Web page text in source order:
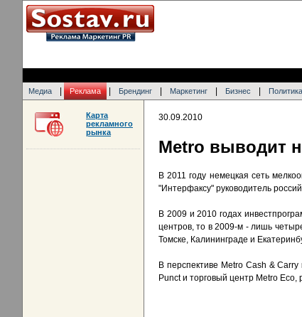
Медиа Реклама Брендинг Маркетинг Бизнес
30.09.2010
Metro выводит
В 2011 году немецкая сеть
"Интерфаксу" руководитель
В 2009 и 2010 годах
центров, то в 2009-м - лишь
Томске, Калининграде и
В перспективе Metro Cash &
Punct и торговый центр Metro
Карта
рекламного
рынка